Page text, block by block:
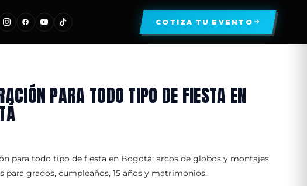
COTIZA TU EVENTO
PARA TODO TIPO DE FIESTA EN
para todo tipo de fiesta en Bogotá: arcos de globos y montajes
para grados, cumpleaños, 15 años y matrimonios.